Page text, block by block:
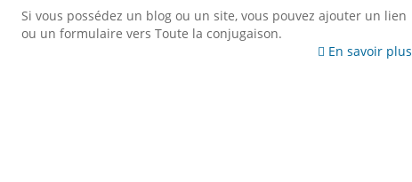
Si vous possédez un blog ou un site, vous pouvez ajouter un lien
ou un formulaire vers Toute la conjugaison.
 En savoir plus